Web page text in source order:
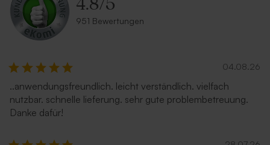
4.8/5
951 Bewertungen
04.08.26
..anwendungsfreundlich. leicht verständlich. vielfach
nutzbar. schnelle lieferung. sehr gute problembetreuung.
Danke dafür!